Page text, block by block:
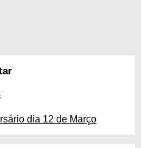
dia 12 de Março